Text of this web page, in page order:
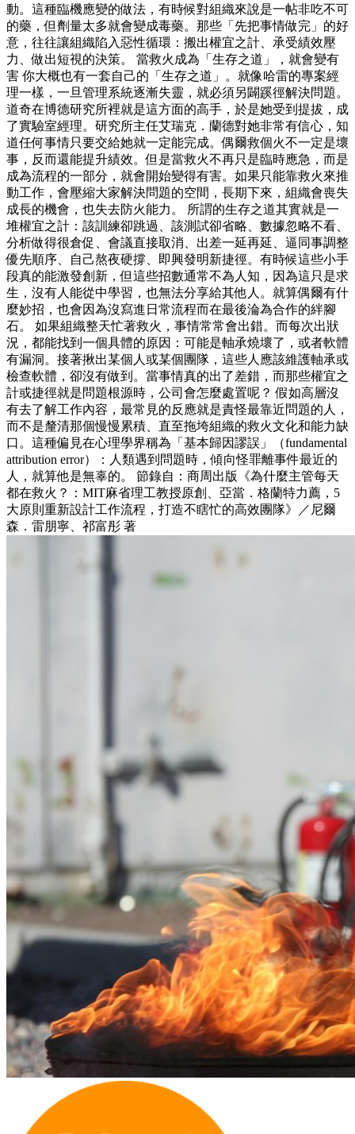
動。這種臨機應變的做法，有時候對組織來說是一帖非吃不可
的藥，但劑量太多就會變成毒藥。那些「先把事情做完」的好
意，往往讓組織陷入惡性循環：搬出權宜之計、承受績效壓
力、做出短視的決策。 當救火成為「生存之道」，就會變有
害 你大概也有一套自己的「生存之道」。就像哈雷的專案經
理一樣，一旦管理系統逐漸失靈，就必須另闢蹊徑解決問題。
道奇在博德研究所裡就是這方面的高手，於是她受到提拔，成
了實驗室經理。研究所主任艾瑞克．蘭德對她非常有信心，知
道任何事情只要交給她就一定能完成。偶爾救個火不一定是壞
事，反而還能提升績效。但是當救火不再只是臨時應急，而是
成為流程的一部分，就會開始變得有害。如果只能靠救火來推
動工作，會壓縮大家解決問題的空間，長期下來，組織會喪失
成長的機會，也失去防火能力。 所謂的生存之道其實就是一
堆權宜之計：該訓練卻跳過、該測試卻省略、數據忽略不看、
分析做得很倉促、會議直接取消、出差一延再延、逼同事調整
優先順序、自己熬夜硬撐、即興發明新捷徑。有時候這些小手
段真的能激發創新，但這些招數通常不為人知，因為這只是求
生，沒有人能從中學習，也無法分享給其他人。就算偶爾有什
麼妙招，也會因為沒寫進日常流程而在最後淪為合作的絆腳
石。 如果組織整天忙著救火，事情常常會出錯。而每次出狀
況，都能找到一個具體的原因：可能是軸承燒壞了，或者軟體
有漏洞。接著揪出某個人或某個團隊，這些人應該維護軸承或
檢查軟體，卻沒有做到。當事情真的出了差錯，而那些權宜之
計或捷徑就是問題根源時，公司會怎麼處置呢？ 假如高層沒
有去了解工作內容，最常見的反應就是責怪最靠近問題的人，
而不是釐清那個慢慢累積、直至拖垮組織的救火文化和能力缺
口。這種偏見在心理學界稱為「基本歸因謬誤」（fundamental
attribution error）：人類遇到問題時，傾向怪罪離事件最近的
人，就算他是無辜的。 節錄自：商周出版《為什麼主管每天
都在救火？：MIT麻省理工教授原創、亞當．格蘭特力薦，5
大原則重新設計工作流程，打造不瞎忙的高效團隊》／尼爾
森．雷朋寧、祁富彤 著